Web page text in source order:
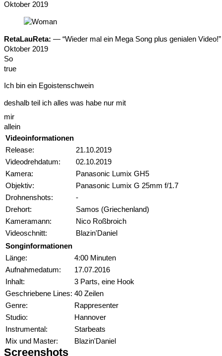
Oktober 2019
RetaLauReta: — “Wieder mal ein Mega Song plus genialen Video!”
Oktober 2019
So
true
Ich bin ein Egoistenschwein
deshalb teil ich alles was habe nur mit
mir
a ein
Videoinformationen
Release:
21.10.2019
Videodrehdatum:
02.10.2019
Kamera:
Panasonic Lumix GH5
Objektiv:
Panasonic Lumix G 25mm f/1.7
Drohnenshots:
-
Drehort:
Samos (Griechenland)
Kameramann:
Nico Roßbroich
Videoschnitt:
Blazin'Daniel
Songinformationen
Länge:
4:00 Minuten
Aufnahmedatum:
17.07.2016
Inhalt:
3 Parts, eine Hook
Geschriebene Lines: 40 Zeilen
Genre:
Rappresenter
Studio:
Hannover
Instrumental:
Starbeats
Mix und Master:
Blazin'Daniel
Screenshots